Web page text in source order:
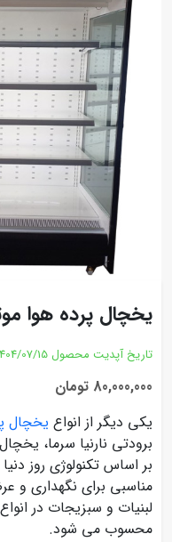
یخچال پرده هوا
تاریخ آپدیت محصول 07/15
80,000,000 تومان
یکی دیگر از انواع یخچال
برودتی نارنیا سرما،
بر اساس تکنولوژی روز
مناسبی برای نگهداری و
لبنیات و سبزیجات در
محسوب می شود.